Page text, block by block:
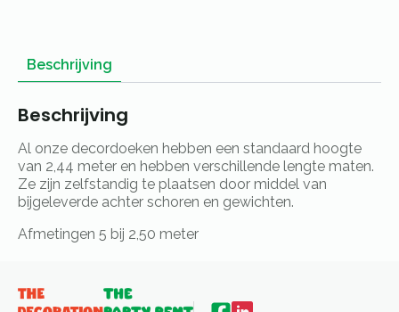
Beschrijving
Beschrijving
Al onze decordoeken hebben een standaard hoogte
van 2,44 meter en hebben verschillende lengte maten.
Ze zijn zelfstandig te plaatsen door middel van
bijgeleverde achter schoren en gewichten.
Afmetingen 5 bij 2,50 meter